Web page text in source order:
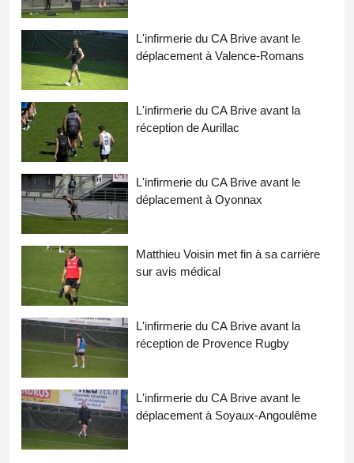
L'infirmerie du CA Brive avant le
déplacement à Valence-Romans
L'infirmerie du CA Brive avant la
réception de Aurillac
L'infirmerie du CA Brive avant le
déplacement à Oyonnax
Matthieu Voisin met fin à sa carrière
sur avis médical
L'infirmerie du CA Brive avant la
réception de Provence Rugby
L'infirmerie du CA Brive avant le
déplacement à Soyaux-Angoulême